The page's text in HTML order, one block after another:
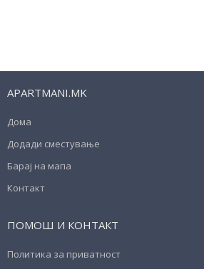
APARTMANI.MK
Дома
Додади сместување
Барај на мапа
Контакт
ПОМОШ И КОНТАКТ
Политика за приватност